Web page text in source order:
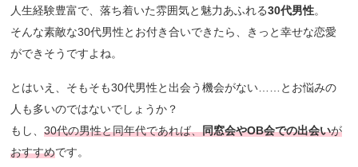
人生経験豊富で、落ち着いた雰囲気と魅力あふれる30代男性。
そんな素敵な30代男性とお付き合いできたら、きっと幸せな恋愛
ができそうですよね。
とはいえ、そもそも30代男性と出会う機会がない……とお悩みの
人も多いのではないでしょうか？
もし、30代の男性と同年代であれば、同窓会やOB会での出会いが
おすすめです。